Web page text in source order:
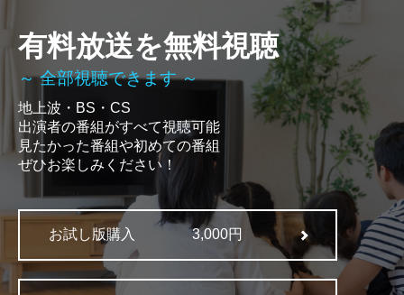
有料放送を無料視聴
～ 全部視聴できます ～
地上波・BS・CS
出演者の番組がすべて視聴可能
見たかった番組や初めての番組
ぜひお楽しみください！
お試し版購入 3,000円